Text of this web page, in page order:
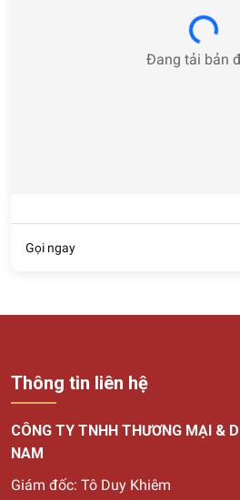
Loading...
Đang tải bản
Gọi ngay
Thông tin liên hệ
CÔNG TY TNHH THƯƠNG MẠI &
NAM
Giám đốc: Tô Duy Khiêm